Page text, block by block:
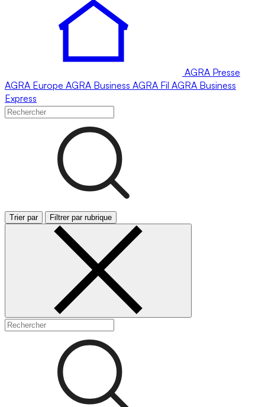
AGRA Presse
AGRA Europe AGRA Business AGRA Fil AGRA Business
Express
Trier par Filtrer par rubrique